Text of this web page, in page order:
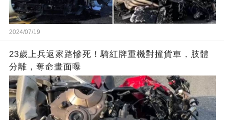
2024/07/19
23歲上兵返家路慘死！騎紅牌重機對撞貨車，肢體
分離，奪命畫面曝